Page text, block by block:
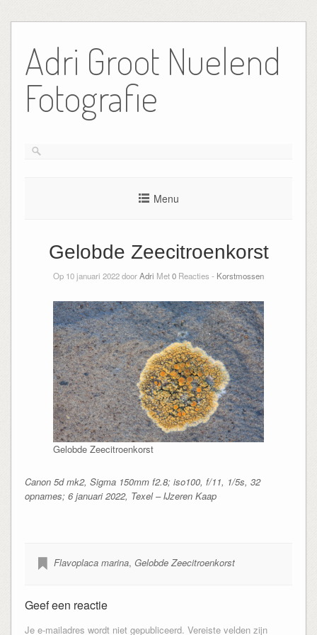
de
inhoud
Adri Groot Nuelend
Fotografie
Menu
Gelobde Zeecitroenkorst
Op 10 januari 2022 doorAdri Met0 Reacties - Korstmossen
Gelobde Zeecitroenkorst
Canon 5d mk2, Sigma 150mm f2.8; iso100, f/11, 1/5s, 32
opnames; 6 januari 2022, Texel – IJzeren Kaap
Flavoplaca marina, Gelobde Zeecitroenkorst
Geef een reactie
Je e-mailadres wordt niet gepubliceerd. Vereiste velden zijn